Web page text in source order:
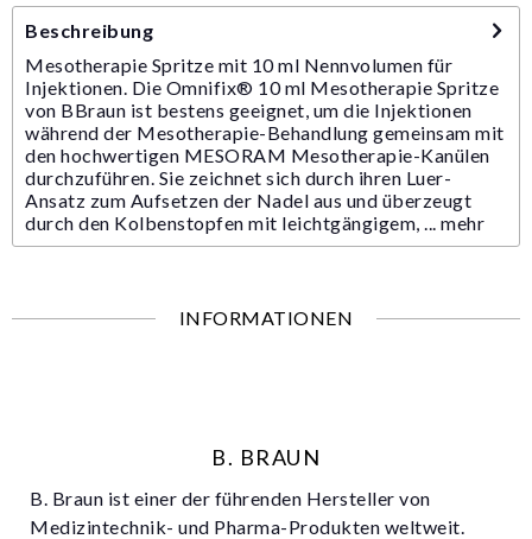
Beschreibung
Mesotherapie Spritze mit 10 ml Nennvolumen für
Injektionen. Die Omnifix® 10 ml Mesotherapie Spritze
von BBraun ist bestens geeignet, um die Injektionen
während der Mesotherapie-Behandlung gemeinsam mit
den hochwertigen MESORAM Mesotherapie-Kanülen
durchzuführen. Sie zeichnet sich durch ihren Luer-
Ansatz zum Aufsetzen der Nadel aus und überzeugt
durch den Kolbenstopfen mit leichtgängigem, ... mehr
INFORMATIONEN
B. BRAUN
B. Braun ist einer der führenden Hersteller von
Medizintechnik- und Pharma-Produkten weltweit.